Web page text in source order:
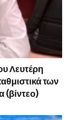
Λευτέρη
των
(βίντεο)